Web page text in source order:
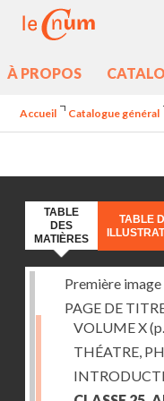
À PROPOS
Accueil Catalogue général
TABLE
DES
MATIÈRES
TABLE
Première image
PAGE DE
VOLUME X
THÉATRE,